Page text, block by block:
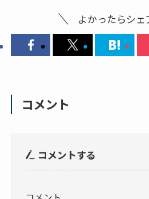
よかったらシェ
コメント
コメントする